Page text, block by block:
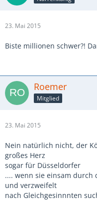
23. Mai 2015
Biste millionen schwer?!
Roemer
Mitglied
23. Mai 2015
Nein natürlich nicht, der
großes Herz
sogar für Düsseldorfer
.... wenn sie einsam durch
und verzweifelt
nach Gleichgesinnnten